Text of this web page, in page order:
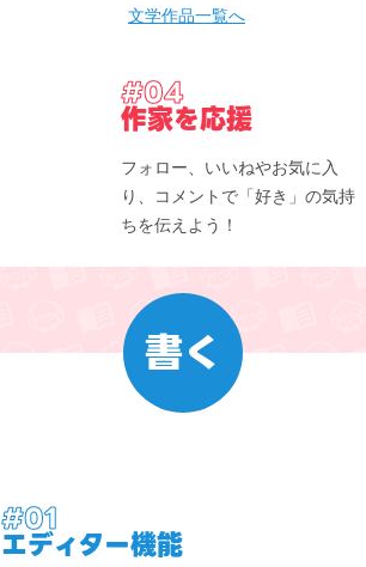
文学作品一覧へ
#04
作家を応援
フォロー、いいねやお気に入
り、コメントで「好き」の気持
ちを伝えよう！
書く
#01
エディター機能